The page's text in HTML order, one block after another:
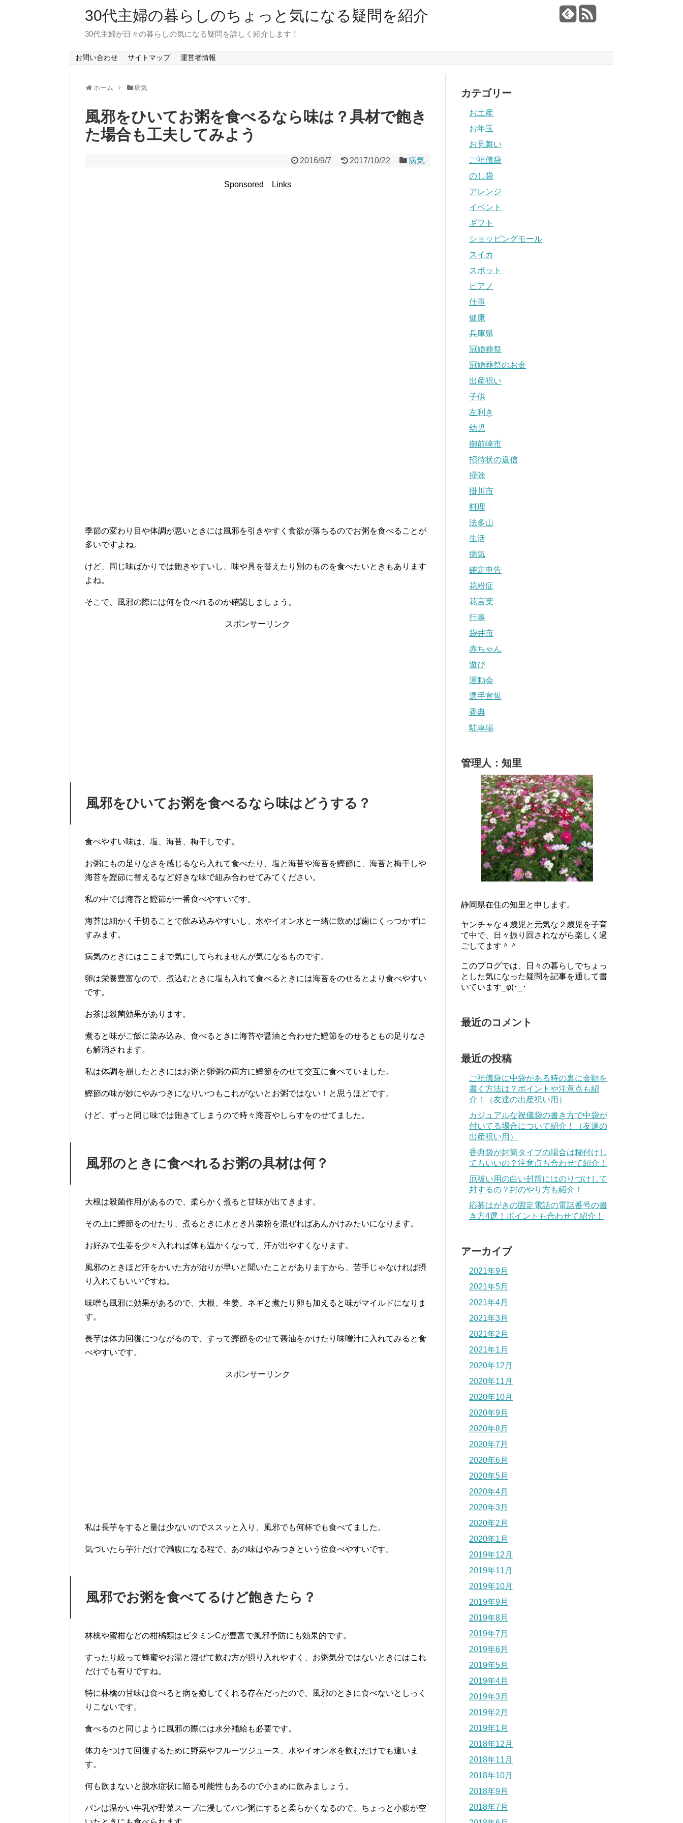
30代主婦の暮らしのちょっと気になる疑問を紹介
30代主婦が日々の暮らしの気になる疑問を詳しく紹介します！
お問い合わせ サイトマップ 運営者情報
ホーム 病気
風邪をひいてお粥を食べるなら味は？具材で飽き
た場合も工夫してみよう
2016/9/7 2017/10/22 病気
Sponsored Links
季節の変わり目や体調が悪いときには風邪を引きやすく食欲が落ちるのでお粥を食べることが
多いですよね。
けど、同じ味ばかりでは飽きやすいし、味や具を替えたり別のものを食べたいときもあります
よね。
そこで、風邪の際には何を食べれるのか確認しましょう。
スポンサーリンク
風邪をひいてお粥を食べるなら味はどうする？
食べやすい味は、塩、海苔、梅干しです。
お粥にもの足りなさを感じるなら入れて食べたり、塩と海苔や海苔を鰹節に、海苔と梅干しや
海苔を鰹節に替えるなど好きな味で組み合わせてみてください。
私の中では海苔と鰹節が一番食べやすいです。
海苔は細かく千切ることで飲み込みやすいし、水やイオン水と一緒に飲めば歯にくっつかずに
すみます。
病気のときにはここまで気にしてられませんが気になるものです。
卵は栄養豊富なので、煮込むときに塩も入れて食べるときには海苔をのせるとより食べやすい
です。
お茶は殺菌効果があります。
煮ると味がご飯に染み込み、食べるときに海苔や醤油と合わせた鰹節をのせるともの足りなさ
も解消されます。
私は体調を崩したときにはお粥と卵粥の両方に鰹節をのせて交互に食べていました。
鰹節の味が妙にやみつきになりいつもこれがないとお粥ではない！と思うほどです。
けど、ずっと同じ味では飽きてしまうので時々海苔やしらすをのせてました。
風邪のときに食べれるお粥の具材は何？
大根は殺菌作用があるので、柔らかく煮ると甘味が出てきます。
その上に鰹節をのせたり、煮るときに水とき片栗粉を混ぜればあんかけみたいになります。
お好みで生姜を少々入れれば体も温かくなって、汗が出やすくなります。
風邪のときほど汗をかいた方が治りが早いと聞いたことがありますから、苦手じゃなければ摂
り入れてもいいですね。
味噌も風邪に効果があるので、大根、生姜、ネギと煮たり卵も加えると味がマイルドになりま
す。
長芋は体力回復につながるので、すって鰹節をのせて醤油をかけたり味噌汁に入れてみると食
べやすいです。
スポンサーリンク
私は長芋をすると量は少ないのでススッと入り、風邪でも何杯でも食べてました。
気づいたら芋汁だけで満腹になる程で、あの味はやみつきという位食べやすいです。
風邪でお粥を食べてるけど飽きたら？
林檎や蜜柑などの柑橘類はビタミンCが豊富で風邪予防にも効果的です。
すったり絞って蜂蜜やお湯と混ぜて飲む方が摂り入れやすく、お粥気分ではないときにはこれ
だけでも有りですね。
特に林檎の甘味は食べると病を癒してくれる存在だったので、風邪のときに食べないとしっく
りこないです。
食べるのと同じように風邪の際には水分補給も必要です。
体力をつけて回復するために野菜やフルーツジュース、水やイオン水を飲むだけでも違いま
す。
何も飲まないと脱水症状に陥る可能性もあるので小まめに飲みましょう。
パンは温かい牛乳や野菜スープに浸してパン粥にすると柔らかくなるので、ちょっと小腹が空
カテゴリー
お土産
お年玉
お見舞い
ご祝儀袋
のし袋
アレンジ
イベント
ギフト
ショッピングモール
スイカ
スポット
ピアノ
仕事
健康
兵庫県
冠婚葬祭
冠婚葬祭のお金
出産祝い
子供
左利き
幼児
御前崎市
招待状の返信
掃除
掛川市
料理
法多山
生活
病気
確定申告
花粉症
花言葉
行事
袋井市
赤ちゃん
遊び
運動会
選手宣誓
香典
駐車場
管理人：知里
静岡県在住の知里と申します。
ヤンチャな４歳児と元気な２歳児を子育
て中で、日々振り回されながら楽しく過
ごしてます＾＾
このブログでは、日々の暮らしでちょっ
とした気になった疑問を記事を通して書
いています_φ(･_･
最近のコメント
最近の投稿
ご祝儀袋に中袋がある時の裏に金額を
書く方法は？ポイントや注意点も紹
介！（友達の出産祝い用）
カジュアルな祝儀袋の書き方で中袋が
付いてる場合について紹介！（友達の
出産祝い用）
香典袋が封筒タイプの場合は糊付けし
てもいいの？注意点も合わせて紹介！
厄祓い用の白い封筒にはのりづけして
封するの？封のやり方も紹介！
応募はがきの固定電話の電話番号の書
き方4選！ポイントも合わせて紹介！
アーカイブ
2021年9月
2021年5月
2021年4月
2021年3月
2021年2月
2021年1月
2020年12月
2020年11月
2020年10月
2020年9月
2020年8月
2020年7月
2020年6月
2020年5月
2020年4月
2020年3月
2020年2月
2020年1月
2019年12月
2019年11月
2019年10月
2019年9月
2019年8月
2019年7月
2019年6月
2019年5月
2019年4月
2019年3月
2019年2月
2019年1月
2018年12月
2018年11月
2018年10月
2018年9月
2018年7月